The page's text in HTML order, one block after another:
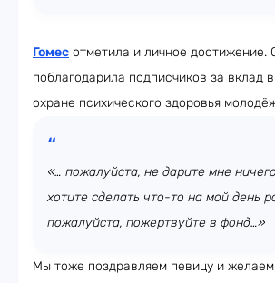
Гомес отметила и личное достижение.
поблагодарила подписчиков за вклад
охране психического здоровья
«… пожалуйста, не дарите мне
хотите сделать что-то на мой день
пожалуйста, пожертвуйте в фонд…»
Мы тоже поздравляем певицу и желаем